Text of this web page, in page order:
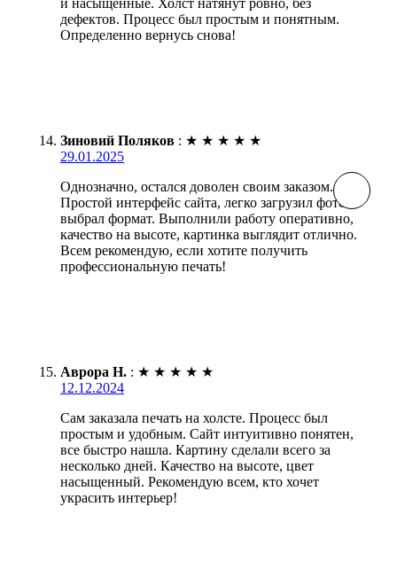
дефектов. Процесс был простым и понятным.
Определенно вернусь снова!
Зиновий Поляков : ★ ★ ★ ★ ★
29.01.2025
Однозначно, остался доволен своим заказом.
Простой интерфейс сайта, легко загрузил фото и
выбрал формат. Выполнили работу оперативно,
качество на высоте, картинка выглядит отлично.
Всем рекомендую, если хотите получить
профессиональную печать!
Аврора Н. : ★ ★ ★ ★ ★
12.12.2024
Сам заказала печать на холсте. Процесс был
простым и удобным. Сайт интуитивно понятен,
все быстро нашла. Картину сделали всего за
несколько дней. Качество на высоте, цвет
насыщенный. Рекомендую всем, кто хочет
украсить интерьер!